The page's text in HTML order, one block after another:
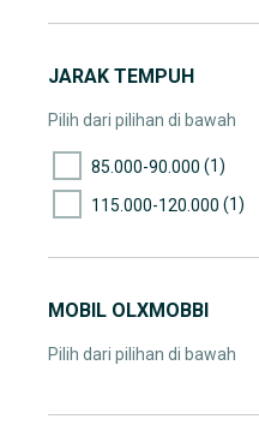
JARAK TEMPUH
Pilih dari pilihan di bawah
85.000-90.000 (1)
115.000-120.000 (1)
MOBIL OLXMOBBI
Pilih dari pilihan di bawah